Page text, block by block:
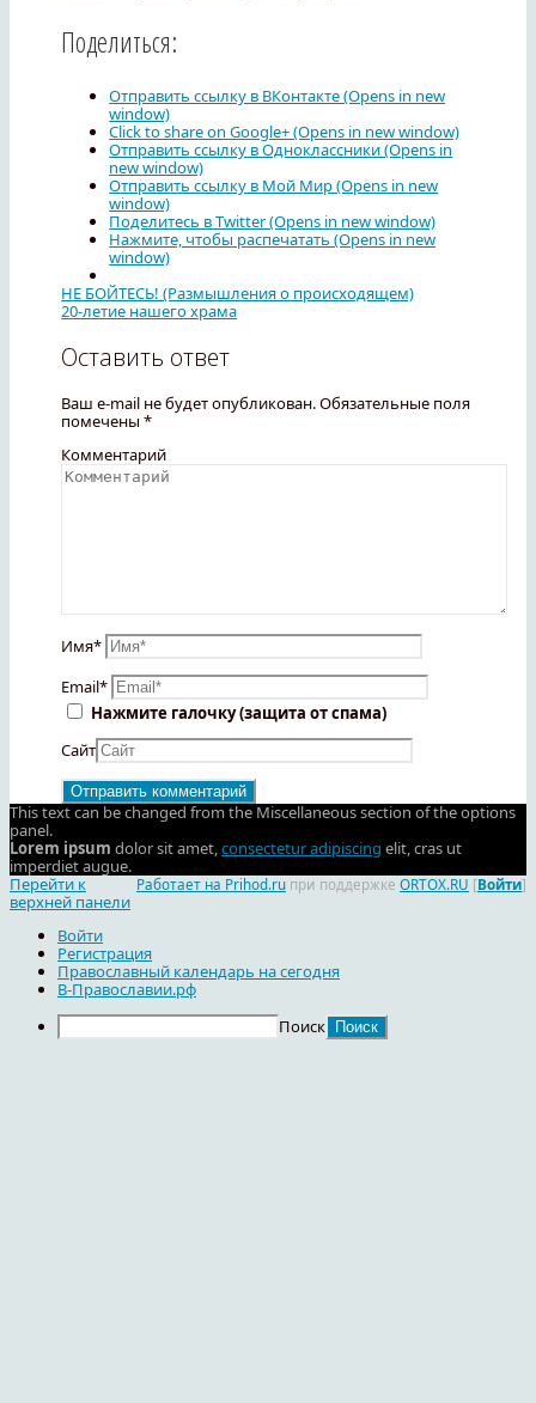
Поделиться:
Отправить ссылку в ВКонтакте (Opens in new
window)
Click to share on Google+ (Opens in new window)
Отправить ссылку в Одноклассники (Opens in
new window)
Отправить ссылку в Мой Мир (Opens in new
window)
Поделитесь в Twitter (Opens in new window)
Нажмите, чтобы распечатать (Opens in new
window)
НЕ БОЙТЕСЬ! (Размышления о происходящем)
20-летие нашего храма
Оставить ответ
Ваш e-mail не будет опубликован.Обязательные поля
помечены*
Комментарий
Имя*
Email*
Нажмите галочку (защита от спама)
Сайт
This text can be changed from the Miscellaneous section of the options
panel.
Lorem ipsum dolor sit amet, consectetur adipiscing elit, cras ut
imperdiet augue.
Работает на Prihod.ru при поддержке ORTOX.RU [Войти]
Перейти к
верхней панели
Войти
Регистрация
Православный календарь на сегодня
В-Православии.рф
Поиск